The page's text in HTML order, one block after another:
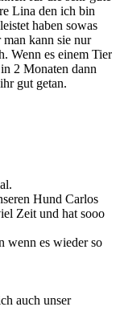
Lina den ich bin
haben sowas
kann sie nur
Wenn es einem Tier
2 Monaten dann
gut getan.
Hund Carlos
Zeit und hat sooo
wenn es wieder so
auch unser